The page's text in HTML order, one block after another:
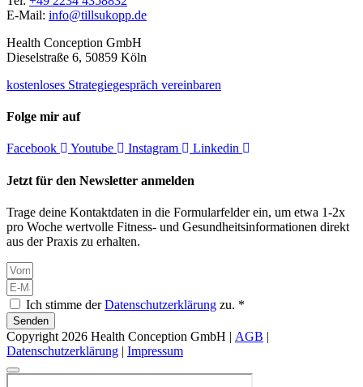
E-Mail: info@tillsukopp.de
Health Conception GmbH
Dieselstraße 6, 50859 Köln
kostenloses Strategiegespräch vereinbaren
Folge mir auf
Facebook Youtube Instagram Linkedin
Jetzt für den Newsletter anmelden
Trage deine Kontaktdaten in die Formularfelder ein, um etwa 1-2x
pro Woche wertvolle Fitness- und Gesundheitsinformationen direkt
aus der Praxis zu erhalten.
Ich stimme derDatenschutzerklärung zu. *
Senden
Copyright 2026 Health Conception GmbH | AGB |
Datenschutzerklärung | Impressum